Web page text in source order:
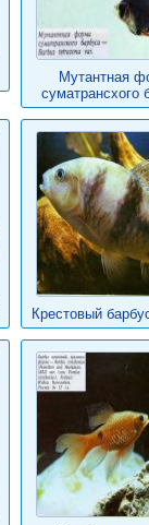
Мутантная
суматрансхого
Крестовый